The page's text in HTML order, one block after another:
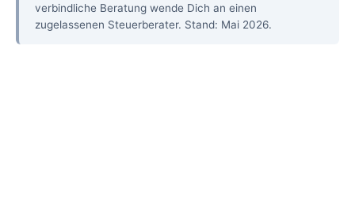
verbindliche Beratung wende Dich an einen
zugelassenen Steuerberater. Stand: Mai 2026.